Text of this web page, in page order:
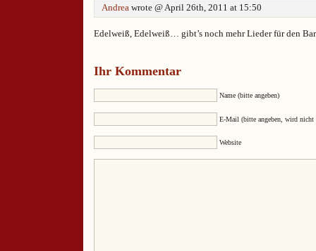
Andrea wrote @ April 26th, 2011 at 15:50
Edelweiß, Edelweiß… gibt’s noch mehr Lieder für den
Ihr Kommentar
Name (bitte angeben)
E-Mail (bitte angeben, wird nicht
Website